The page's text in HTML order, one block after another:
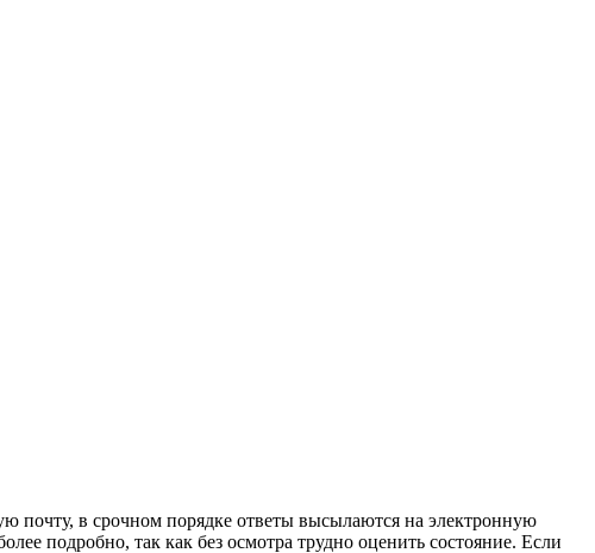
почту, в срочном порядке ответы высылаются на электронную
подробно, так как без осмотра трудно оценить состояние. Если